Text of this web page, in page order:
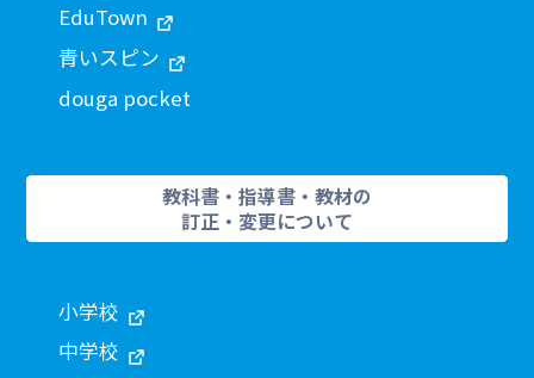
EduTown
青いスピン
douga pocket
教科書・指導書・教材の
訂正・変更について
小学校
中学校